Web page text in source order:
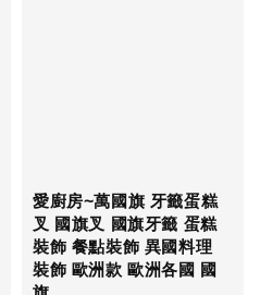
愛廚房~萬國旗 牙籤蛋糕
叉 國旗叉 國旗牙籤 蛋糕
裝飾 餐點裝飾 異國料理
裝飾 歐洲款 歐洲各國 國